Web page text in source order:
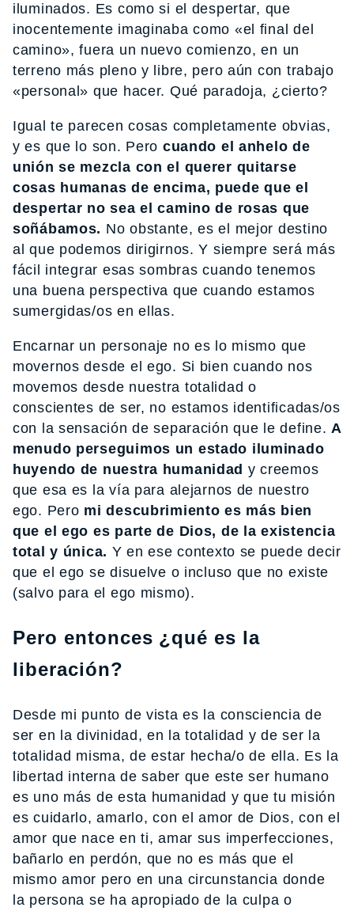
iluminados. Es como si el despertar, que
inocentemente imaginaba como «el final del
camino», fuera un nuevo comienzo, en un
terreno más pleno y libre, pero aún con trabajo
«personal» que hacer. Qué paradoja, ¿cierto?
Igual te parecen cosas completamente obvias,
y es que lo son. Pero cuando el anhelo de
unión se mezcla con el querer quitarse
cosas humanas de encima, puede que el
despertar no sea el camino de rosas que
soñábamos. No obstante, es el mejor destino
al que podemos dirigirnos. Y siempre será más
fácil integrar esas sombras cuando tenemos
una buena perspectiva que cuando estamos
sumergidas/os en ellas.
Encarnar un personaje no es lo mismo que
movernos desde el ego. Si bien cuando nos
movemos desde nuestra totalidad o
conscientes de ser, no estamos identificadas/os
con la sensación de separación que le define.A
menudo perseguimos un estado iluminado
huyendo de nuestra humanidad y creemos
que esa es la vía para alejarnos de nuestro
ego. Pero mi descubrimiento es más bien
que el ego es parte de Dios, de la existencia
total y única. Y en ese contexto se puede decir
que el ego se disuelve o incluso que no existe
(salvo para el ego mismo).
Pero entonces ¿qué es la
liberación?
Desde mi punto de vista es la consciencia de
ser en la divinidad, en la totalidad y de ser la
totalidad misma, de estar hecha/o de ella. Es la
libertad interna de saber que este ser humano
es uno más de esta humanidad y que tu misión
es cuidarlo, amarlo, con el amor de Dios, con el
amor que nace en ti, amar sus imperfecciones,
bañarlo en perdón, que no es más que el
mismo amor pero en una circunstancia donde
la persona se ha apropiado de la culpa o